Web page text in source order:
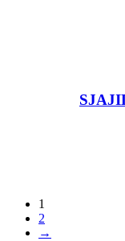
1
2
→